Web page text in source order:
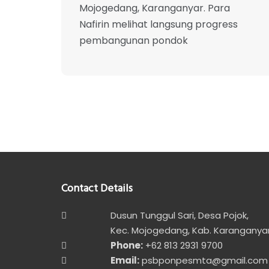
Mojogedang, Karanganyar. Para
Nafirin melihat langsung progress
pembangunan pondok
Contact Details
Dusun Tunggul Sari, Desa Pojok,
Kec. Mojogedang, Kab.
Phone: +62 813 2931 9700
Email:psbponpesmta@gmail.com